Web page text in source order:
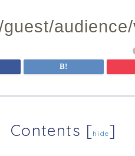
guest/
Contents [hide]